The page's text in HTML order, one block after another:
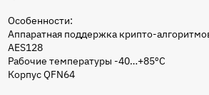
Особенности:
Аппаратная поддержка крипто-
AES128
Рабочие температуры -40…+85ºC
Корпус QFN64